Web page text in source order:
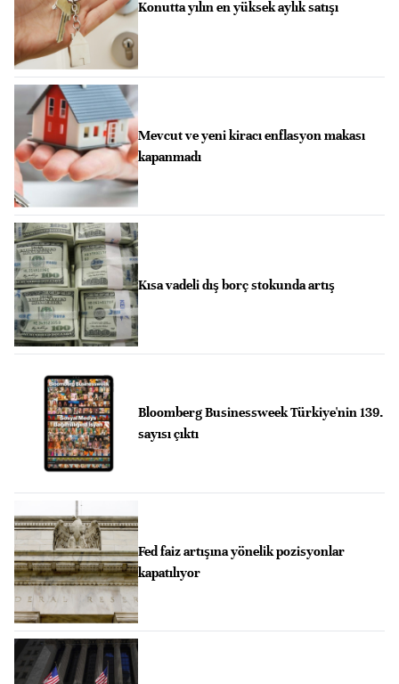
Konutta yılın en yüksek aylık satışı
Mevcut ve yeni kiracı enflasyon makası
kapanmadı
Kısa vadeli dış borç stokunda artış
Bloomberg Businessweek Türkiye'nin 139.
sayısı çıktı
Fed faiz artışına yönelik pozisyonlar
kapatılıyor